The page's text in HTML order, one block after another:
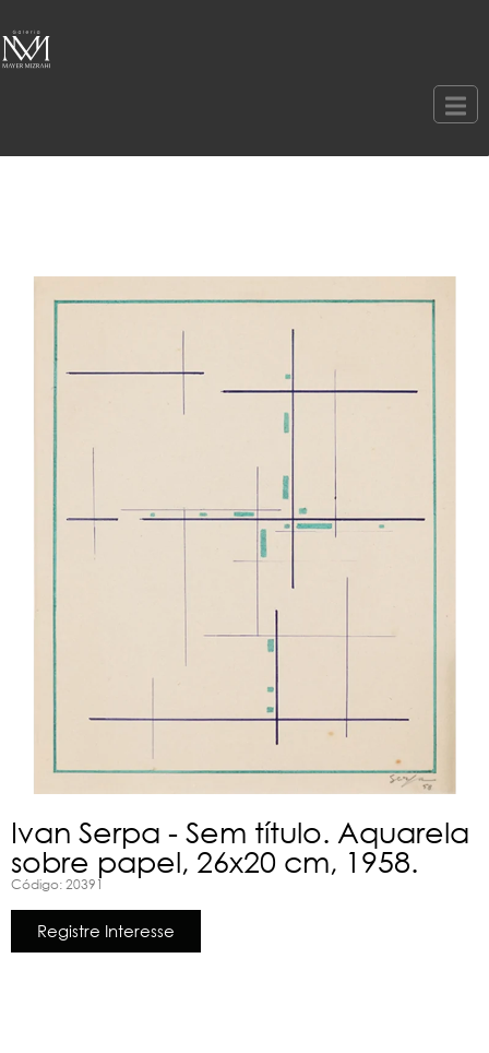
Ivan Serpa - Sem título. Aquarela
sobre papel, 26x20 cm, 1958.
Código: 20391
Registre Interesse